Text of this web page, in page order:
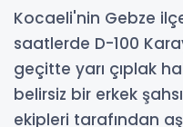
Kocaeli'nin Gebze
saatlerde D-100
geçitte yarı çıplak
belirsiz bir erkek
ekipleri tarafından